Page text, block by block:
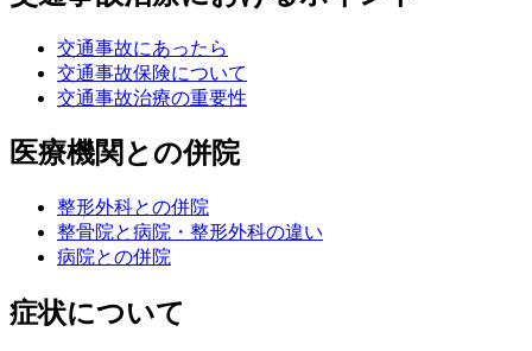
交通事故にあったら
交通事故保険について
交通事故治療の重要性
医療機関との併院
整形外科との併院
整骨院と病院・整形外科の違い
病院との併院
症状について